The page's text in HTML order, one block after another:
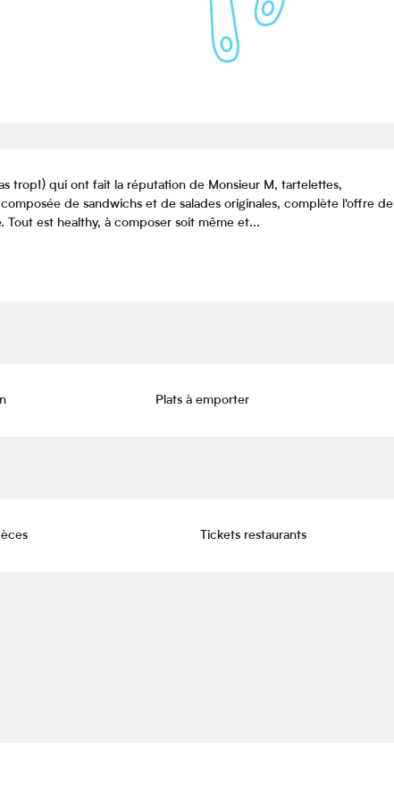
trop!) qui ont fait la réputation de Monsieur M, tartelettes,
de sandwichs et de salades originales, complète l'offre de
est healthy, à composer soit même et...
Plats à emporter
Tickets restaurants